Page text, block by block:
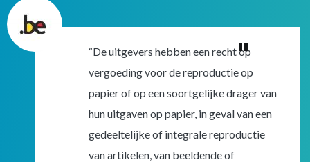
“De uitgevers hebben een recht op
vergoeding voor de reproductie op
papier of op een soortgelijke drager van
hun uitgaven op papier, in geval van een
gedeeltelijke of integrale reproductie
van artikelen, van beeldende of
"